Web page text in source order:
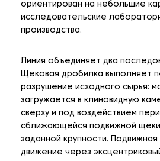
ориентирован на небольшие
исследовательские
производства.
Линия объединяет два
Щековая дробилка выполняет
разрушение исходного сырья:
загружается в клиновидную
сверху и под воздействием
сближающейся подвижной
заданной крупности.
движение через